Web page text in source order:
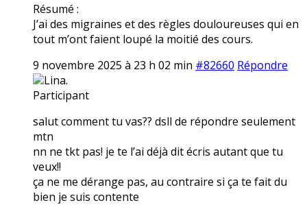
Résumé :
J’ai des migraines et des règles douloureuses qui en
tout m’ont faient loupé la moitié des cours.
9 novembre 2025 à 23 h 02 min #82660 Répondre
Lina.
Participant
salut comment tu vas?? dsll de répondre seulement
mtn
nn ne tkt pas! je te l’ai déjà dit écris autant que tu
veux!!
ça ne me dérange pas, au contraire si ça te fait du
bien je suis contente